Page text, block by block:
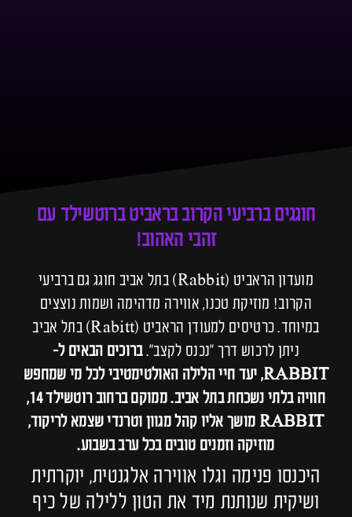
חוגגים ברביעי הקרוב בראביט ברוטשילד עם
זהבי האהוב!
מועדון הראביט (Rabbit) בתל אביב חוגג גם ברביעי
הקרוב! מוזיקת טכנו, אווירה מדהימה ושמות נוצצים
במיוחד. כרטיסים למעודן הראביט (Rabitt) בתל אביב
ניתן לרכוש דרך ״נכנס לקצב״.ברוכים הבאים ל-
RABBIT, יעד חיי הלילה האולטימטיבי לכל מי שמחפש
חוויה בלתי נשכחת בתל אביב. ממוקם ברחוב רוטשילד 14,
RABBIT מושך אליו קהל מגוון וטרנדי שצמא לריקוד,
מוזיקה וזמנים טובים בכל ערב בשבוע.
היכנסו פנימה וגלו אווירה אלגנטית, יוקרתית
ושיקית שנותנת מיד את הטון ללילה של כיף